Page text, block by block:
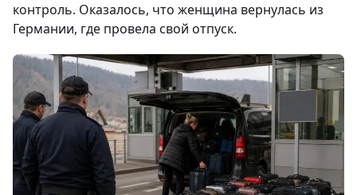
контроль. Оказалось, что женщина вернулась из
Германии, где провела свой отпуск.